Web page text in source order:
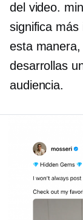
del video.
significa más
esta
desarrollas
audiencia.